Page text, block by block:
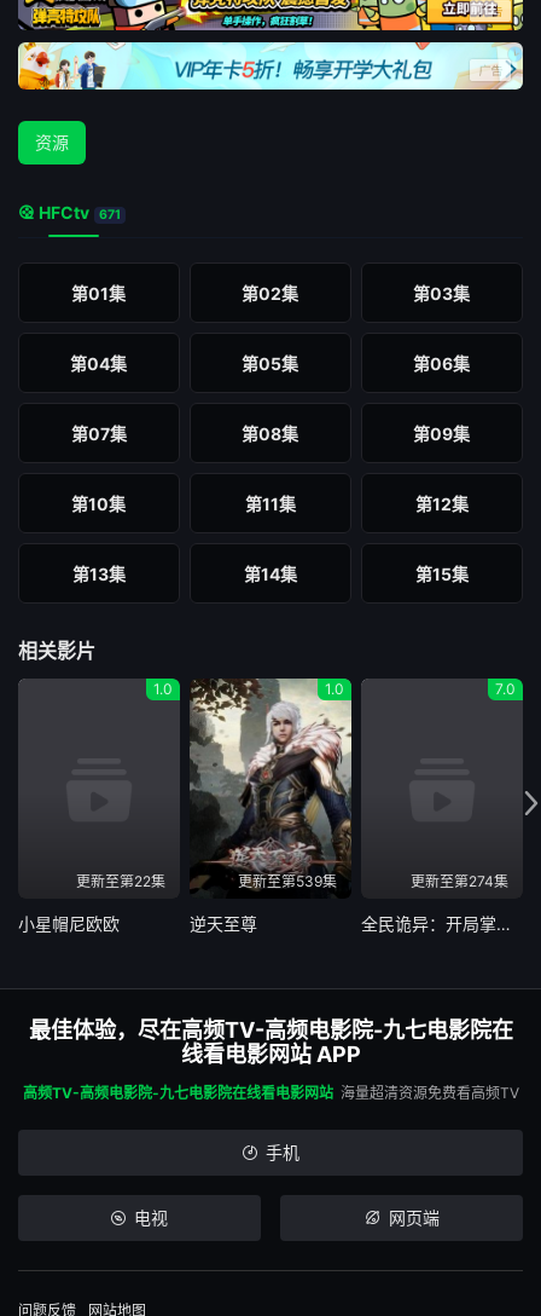
资源
HFCtv 671
第01集 第02集 第03集
第04集 第05集 第06集
第07集 第08集 第09集
第10集 第11集 第12集
第13集 第14集 第15集
第16集
第20集
第23集
第26集
第28集 第29集 第30集
第31集 第32集 第33集
第35集
第37集 第38集 第39集
第42集
第43集 第44集 第45集
相关影片
1.0
更新至第22集
小星帽尼欧欧
1.0
更新至第539集
逆天至尊
7.0
更新至第274集
全民诡异：开局掌握零元购动态漫
最佳体验，尽在高频TV-高频电影院-九七电影院在
线看电影网站 APP
高频TV-高频电影院-九七电影院在线看电影网站 海量超清资源免费看高频TV
手机
电视 网页端
问题反馈 网站地图